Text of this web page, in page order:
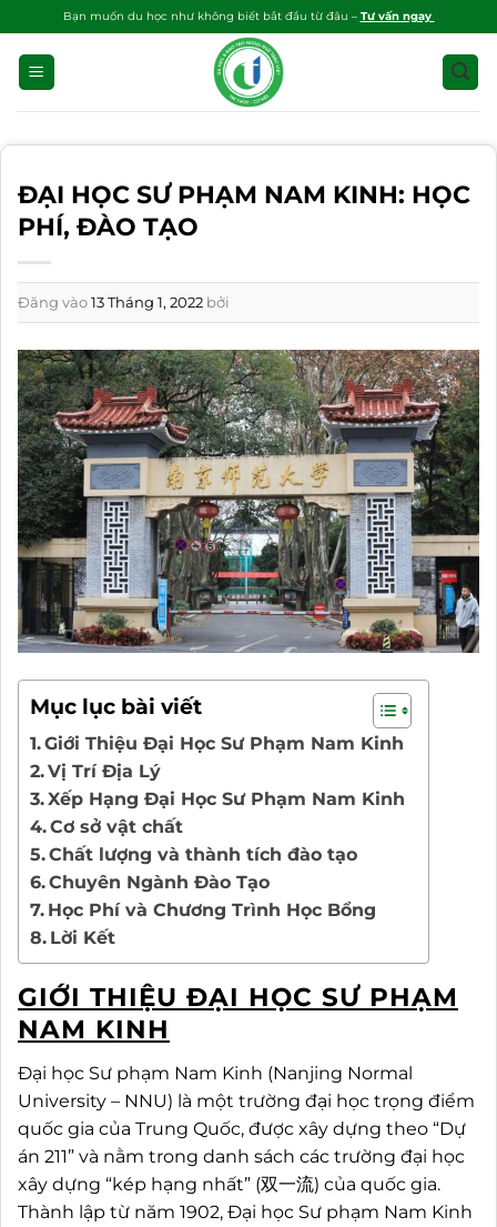
qua
dung
Bạn muốn du học như không biết bắt đầu từ đâu – Tư vấn ngay
ĐẠI HỌC SƯ PHẠM NAM KINH: HỌC
PHÍ, ĐÀO TẠO
Đăng vào13 Tháng 1, 2022 bởi
Mục lục bài viết
Giới Thiệu Đại Học Sư Phạm Nam Kinh
Vị Trí Địa Lý
Xếp Hạng Đại Học Sư Phạm Nam Kinh
Cơ sở vật chất
Chất lượng và thành tích đào tạo
Chuyên Ngành Đào Tạo
Học Phí và Chương Trình Học Bổng
Lời Kết
GIỚI THIỆU ĐẠI HỌC SƯ PHẠM
NAM KINH
Đại học Sư phạm Nam Kinh (Nanjing Normal
University – NNU) là một trường đại học trọng điểm
quốc gia của Trung Quốc, được xây dựng theo “Dự
án 211” và nằm trong danh sách các trường đại học
xây dựng “kép hạng nhất” (双一流) của quốc gia.
Thành lập từ năm 1902, Đại học Sư phạm Nam Kinh